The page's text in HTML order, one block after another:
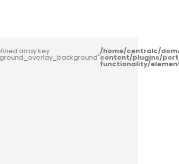
array key /home/centralc/
content/plugins/
functionality/